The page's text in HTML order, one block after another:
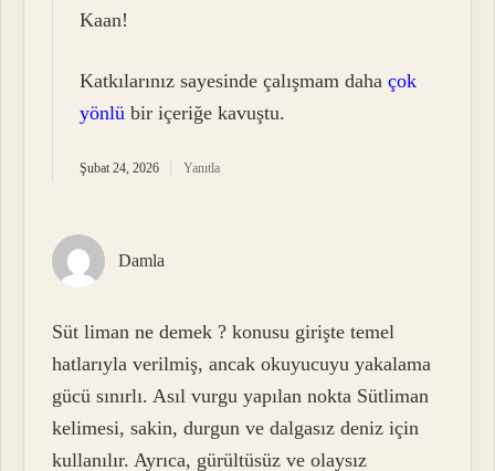
Kaan!
Katkılarınız sayesinde çalışmam dahaçok
yönlü bir içeriğe kavuştu.
Şubat 24, 2026 Yanıtla
Damla
Süt liman ne demek ? konusu girişte temel
hatlarıyla verilmiş, ancak okuyucuyu yakalama
gücü sınırlı. Asıl vurgu yapılan nokta Sütliman
kelimesi, sakin, durgun ve dalgasız deniz için
kullanılır. Ayrıca, gürültüsüz ve olaysız